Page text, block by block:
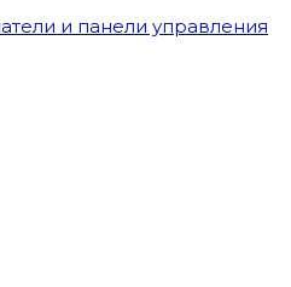
и панели управления